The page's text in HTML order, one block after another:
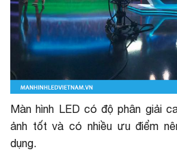
Màn hình LED có độ phân giải
ảnh tốt và có nhiều ưu điểm
dụng.